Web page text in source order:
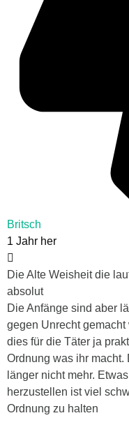
Britsch
1 Jahr her
Die Alte Weisheit die
absolut
Die Anfänge sind aber
gegen Unrecht
dies für die Täter ja
Ordnung was ihr macht.
länger nicht mehr.
herzustellen ist viel
Ordnung zu halten